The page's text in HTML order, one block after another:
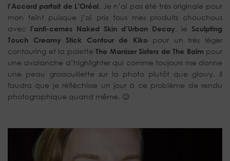
l’Accord parfait de L’Oréal. Je n’ai pas été très originale pour
mon teint puisque j’ai prix tous mes produits chouchous
avec l’anti-cernes Naked Skin d’Urban Decay, le Sculpting
Touch Creamy Stick Contour de Kiko pour un très léger
contouring et la palette The Manizer Sisters de The Balm pour
une avalanche d’highlighter qui comme toujours me donne
une peau grassouillette sur la photo plutôt que glowy. Il
faudra que je réfléchisse un jour à ce problème de rendu
photographique quand même. 😉